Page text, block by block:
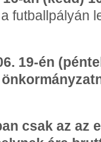
a futballpályán
19-én
csak az az